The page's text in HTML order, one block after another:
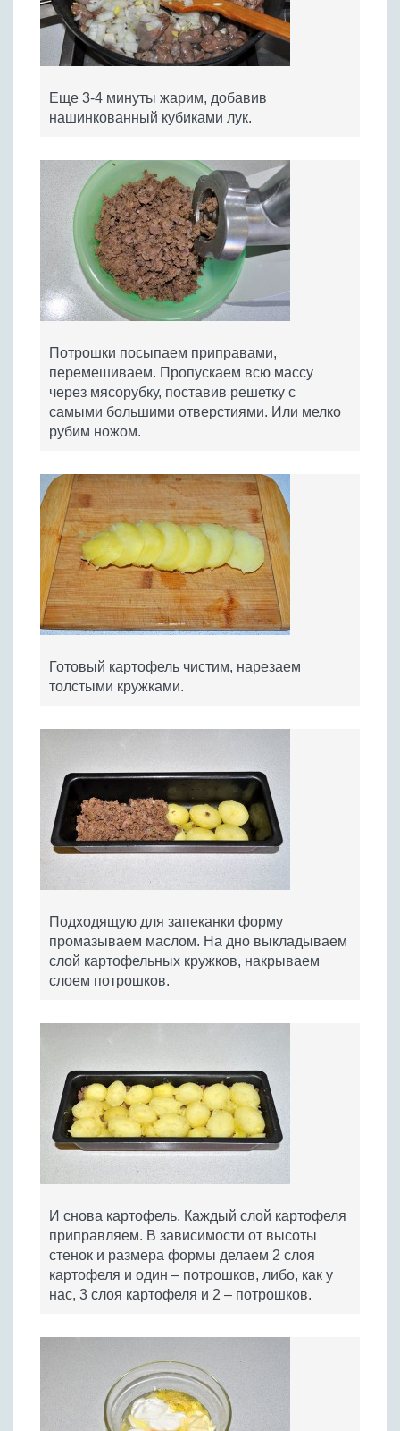
Еще 3-4 минуты жарим, добавив
нашинкованный кубиками лук.
Потрошки посыпаем приправами,
перемешиваем. Пропускаем всю массу
через мясорубку, поставив решетку с
самыми большими отверстиями. Или мелко
рубим ножом.
Готовый картофель чистим, нарезаем
толстыми кружками.
Подходящую для запеканки форму
промазываем маслом. На дно выкладываем
слой картофельных кружков, накрываем
слоем потрошков.
И снова картофель. Каждый слой картофеля
приправляем. В зависимости от высоты
стенок и размера формы делаем 2 слоя
картофеля и один – потрошков, либо, как у
нас, 3 слоя картофеля и 2 – потрошков.